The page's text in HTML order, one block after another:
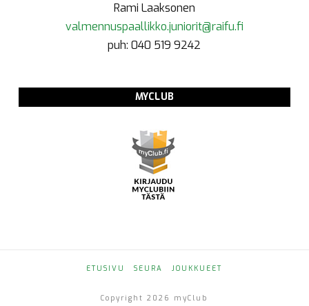
Rami Laaksonen
valmennuspaallikko.juniorit@raifu.fi
puh: 040 519 9242
MYCLUB
ETUSIVU SEURA JOUKKUEET
Copyright 2026 myClub